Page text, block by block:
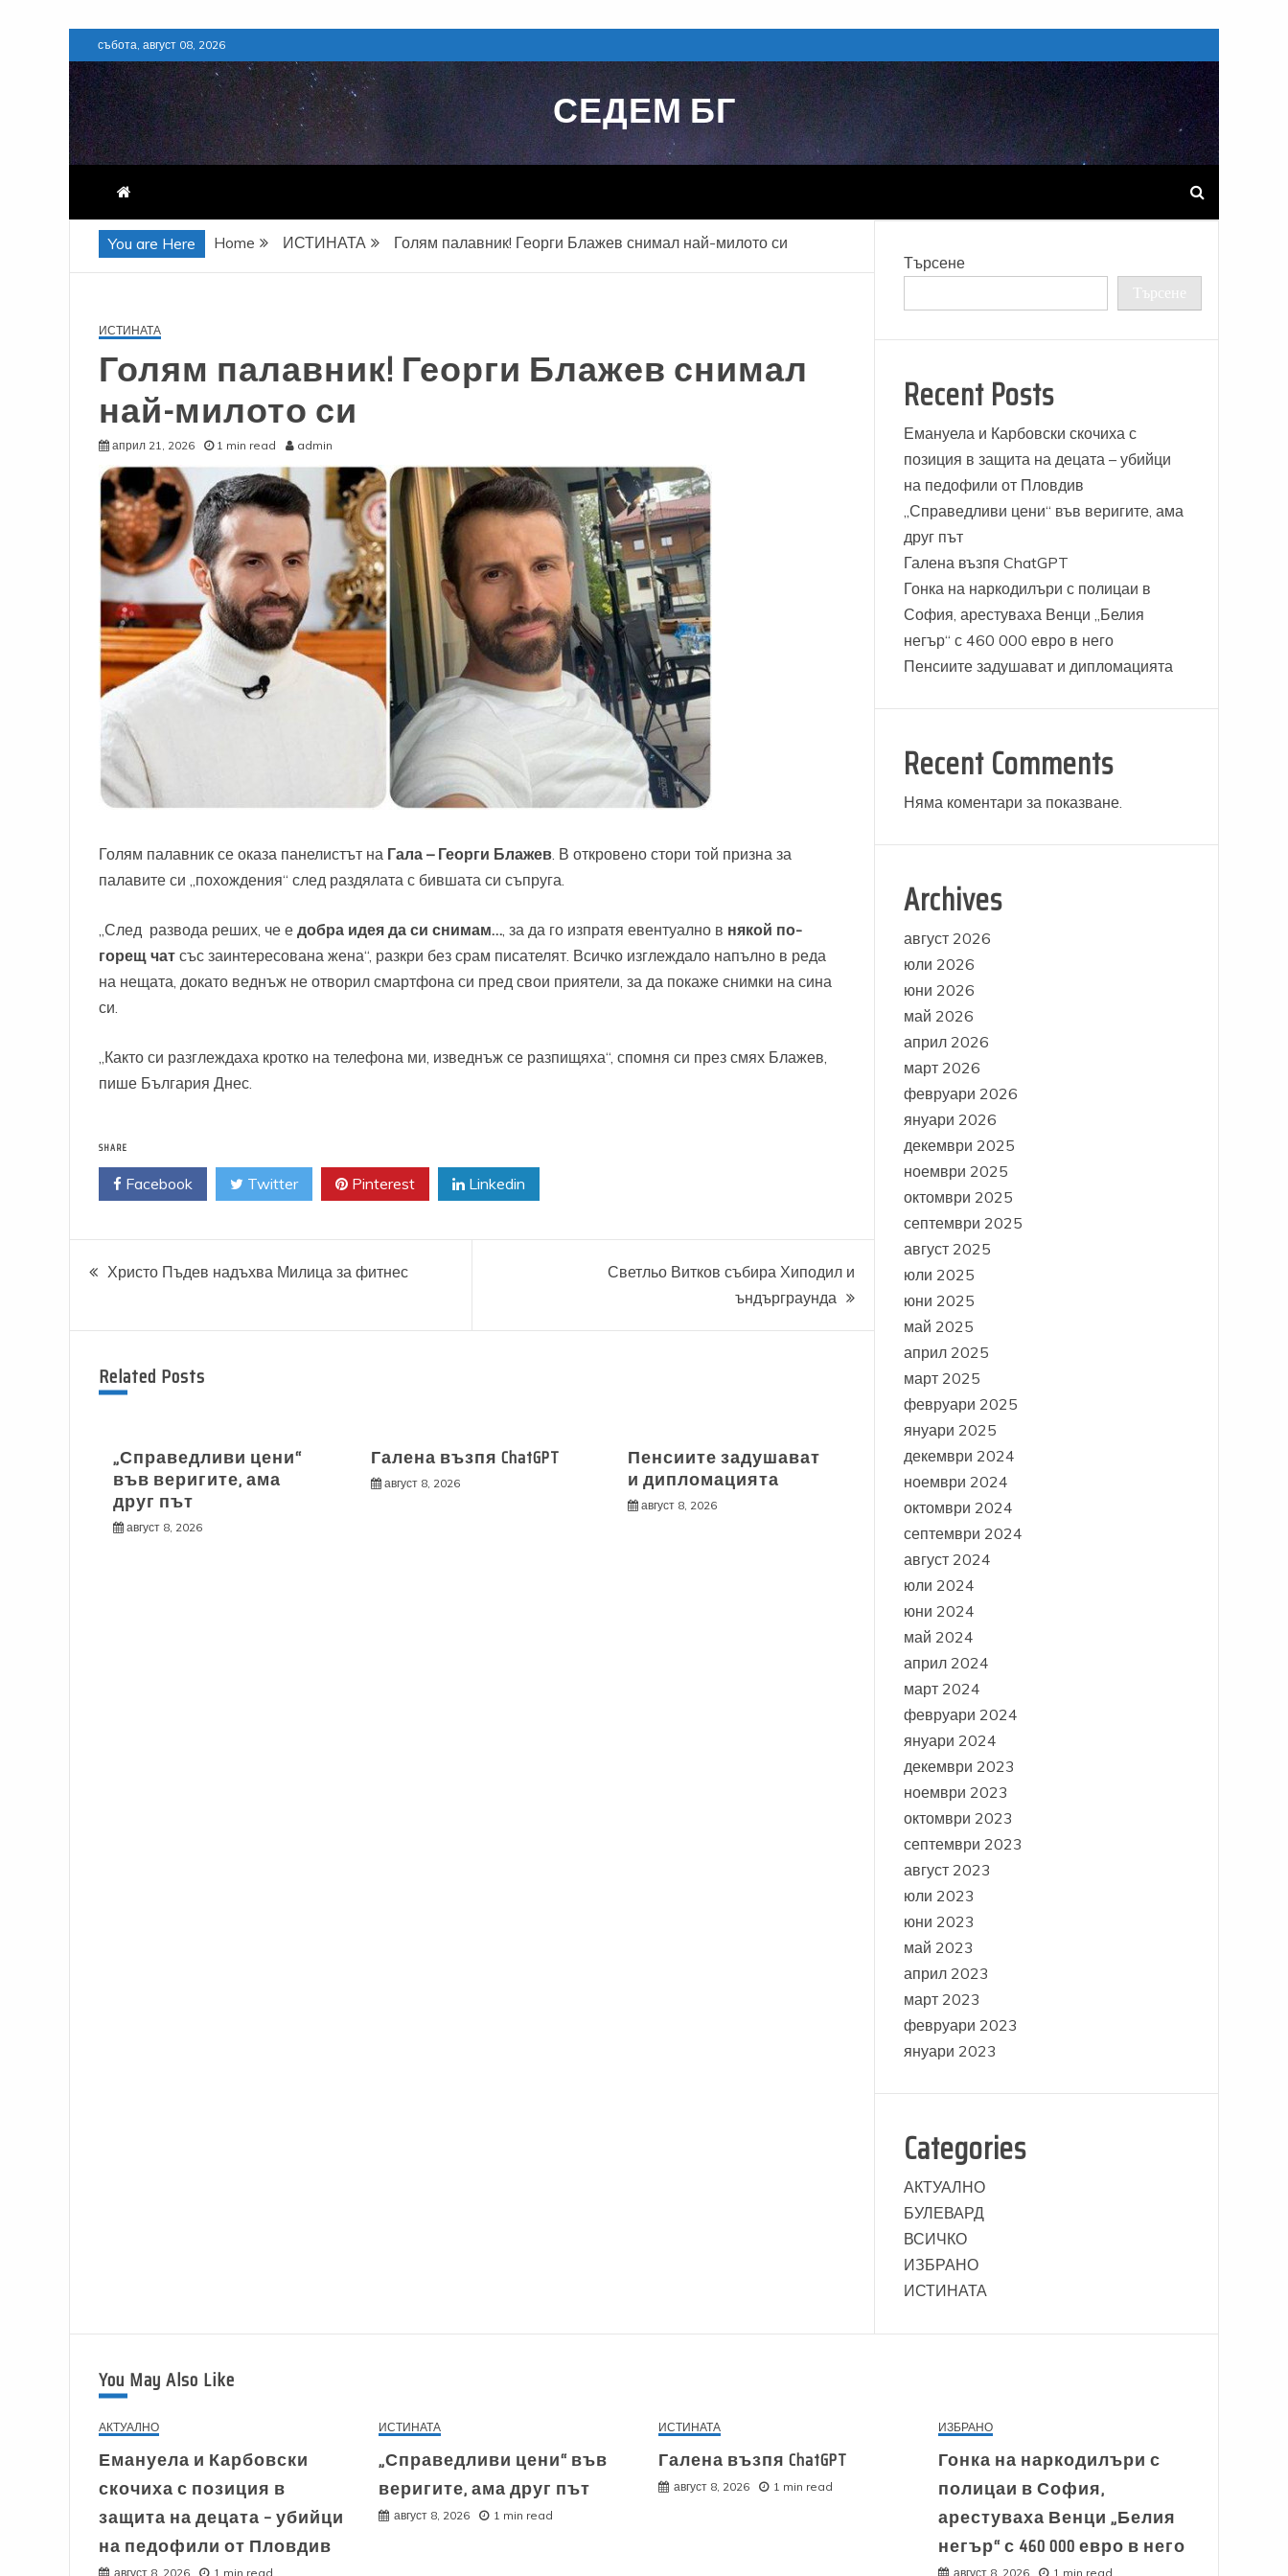
to
content
събота, август 08, 2026
СЕДЕМ БГ
You are Here Home ИСТИНАТА Голям палавник! Георги Блажев снимал най-милото си
ИСТИНАТА
Голям палавник! Георги Блажев снимал
най-милото си
април 21, 2026 1 min read admin
Голям палавник се оказа панелистът на Гала – Георги Блажев. В откровено стори той призна за
палавите си „похождения“ след раздялата с бившата си съпруга.
„След развода реших, че е добра идея да си снимам…, за да го изпратя евентуално в някой по-
горещ чат със заинтересована жена“, разкри без срам писателят. Всичко изглеждало напълно в реда
на нещата, докато веднъж не отворил смартфона си пред свои приятели, за да покаже снимки на сина
си.
„Както си разглеждаха кротко на телефона ми, изведнъж се разпищяха“, спомня си през смях Блажев,
пише България Днес.
SHARE
Facebook Twitter Pinterest Linkedin
Навигация
Христо Пъдев надъхва Милица за фитнес
Светльо Витков събира Хиподил и
ъндърграунда
Related Posts
„Справедливи цени“
във веригите, ама
друг път
август 8, 2026
Галена възпя ChatGPT
август 8, 2026
Пенсиите задушават
и дипломацията
август 8, 2026
Търсене
Търсене
Recent Posts
Емануела и Карбовски скочиха с
позиция в защита на децата – убийци
на педофили от Пловдив
„Справедливи цени“ във веригите, ама
друг път
Галена възпя ChatGPT
Гонка на наркодилъри с полицаи в
София, арестуваха Венци „Белия
негър“ с 460 000 евро в него
Пенсиите задушават и дипломацията
Recent Comments
Няма коментари за показване.
Archives
август 2026
юли 2026
юни 2026
май 2026
април 2026
март 2026
февруари 2026
януари 2026
декември 2025
ноември 2025
октомври 2025
септември 2025
август 2025
юли 2025
юни 2025
май 2025
април 2025
март 2025
февруари 2025
януари 2025
декември 2024
ноември 2024
октомври 2024
септември 2024
август 2024
юли 2024
юни 2024
май 2024
април 2024
март 2024
февруари 2024
януари 2024
декември 2023
ноември 2023
октомври 2023
септември 2023
август 2023
юли 2023
юни 2023
май 2023
април 2023
март 2023
февруари 2023
януари 2023
Categories
АКТУАЛНО
БУЛЕВАРД
ВСИЧКО
ИЗБРАНО
ИСТИНАТА
You May Also Like
АКТУАЛНО
Емануела и Карбовски
скочиха с позиция в
защита на децата – убийци
на педофили от Пловдив
август 8, 2026 1 min read
ИСТИНАТА
„Справедливи цени“ във
веригите, ама друг път
август 8, 2026 1 min read
ИСТИНАТА
Галена възпя ChatGPT
август 8, 2026 1 min read
ИЗБРАНО
Гонка на наркодилъри с
полицаи в София,
арестуваха Венци „Белия
негър“ с 460 000 евро в него
август 8, 2026 1 min read